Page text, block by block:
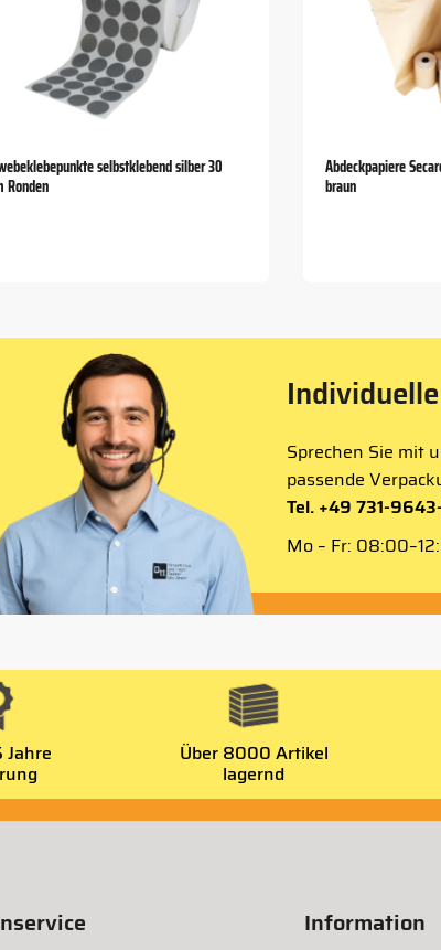
selbstklebend silber 30
Ronden
Abdeckpapiere
braun
Sprechen Sie mit
passende
Tel. +49 731-
Mo – Fr:
Jahre Über 8000 Artikel
lagernd
Information